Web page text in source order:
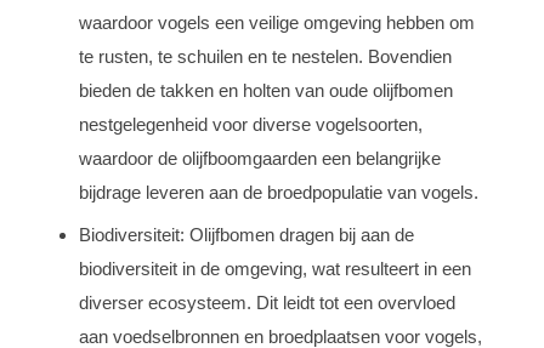
waardoor vogels een veilige omgeving hebben om
te rusten, te schuilen en te nestelen. Bovendien
bieden de takken en holten van oude olijfbomen
nestgelegenheid voor diverse vogelsoorten,
waardoor de olijfboomgaarden een belangrijke
bijdrage leveren aan de broedpopulatie van vogels.
Biodiversiteit: Olijfbomen dragen bij aan de
biodiversiteit in de omgeving, wat resulteert in een
diverser ecosysteem. Dit leidt tot een overvloed
aan voedselbronnen en broedplaatsen voor vogels,